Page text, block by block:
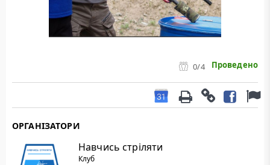
0/4 Проведено
ОРГАНІЗАТОРИ
Навчись стріляти
Клуб